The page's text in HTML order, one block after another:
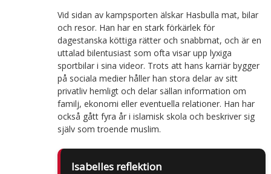
Vid sidan av kampsporten älskar Hasbulla mat, bilar
och resor. Han har en stark förkärlek för
dagestanska köttiga rätter och snabbmat, och är en
uttalad bilentusiast som ofta visar upp lyxiga
sportbilar i sina videor. Trots att hans karriär bygger
på sociala medier håller han stora delar av sitt
privatliv hemligt och delar sällan information om
familj, ekonomi eller eventuella relationer. Han har
också gått fyra år i islamisk skola och beskriver sig
själv som troende muslim.
Isabelles reflektion